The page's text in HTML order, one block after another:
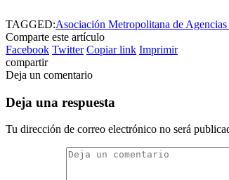
TAGGED:Asociación Metropolitana de
Comparte este artículo
Facebook Twitter Copiar link Imprimir
compartir
Deja un comentario
Deja una respuesta
Tu dirección de correo electrónico no será